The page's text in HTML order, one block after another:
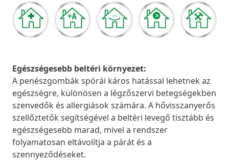
Egészségesebb beltéri környezet:
A penészgombák spórái káros hatással lehetnek az
egészségre, különösen a légzőszervi betegségekben
szenvedők és allergiások számára. A hővisszanyerős
szellőztetők segítségével a beltéri levegő tisztább és
egészségesebb marad, mivel a rendszer
folyamatosan eltávolítja a párát és a
szennyeződéseket.